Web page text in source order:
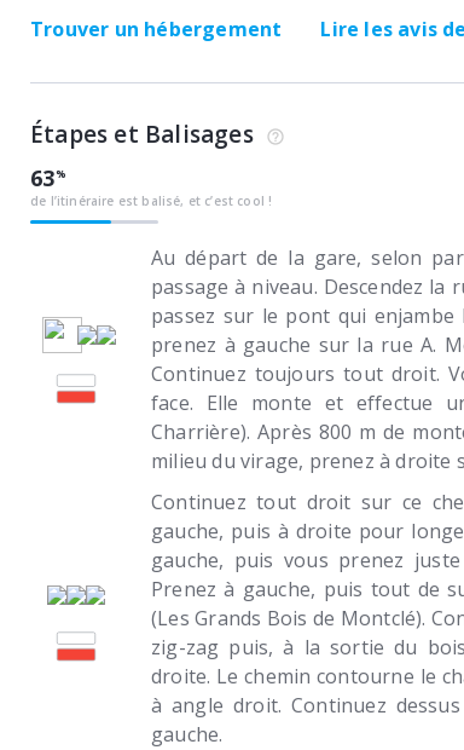
Trouver un hébergement Lire les avis
Étapes et Balisages
63
de l’itinéraire est balisé, et c’est cool !
Au départ de la gare, selon
passage à niveau. Descendez la
passez sur le pont qui
prenez à gauche sur la rue A.
Continuez toujours tout droit.
face. Elle monte et effectue
Charrière). Après 800 m de
milieu du virage, prenez à droite
Continuez tout droit sur ce
gauche, puis à droite pour
gauche, puis vous prenez
Prenez à gauche, puis tout de
(Les Grands Bois de Montclé).
zig-zag puis, à la sortie du
droite. Le chemin contourne le
à angle droit. Continuez
gauche.